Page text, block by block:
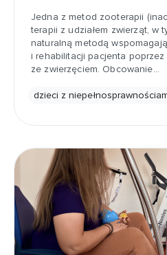
Jedna z metod zooterapii
terapii z udziałem zwierząt, w
naturalną metodą
i rehabilitacji pacjenta
ze zwierzęciem. Obcowanie…
dzieci z